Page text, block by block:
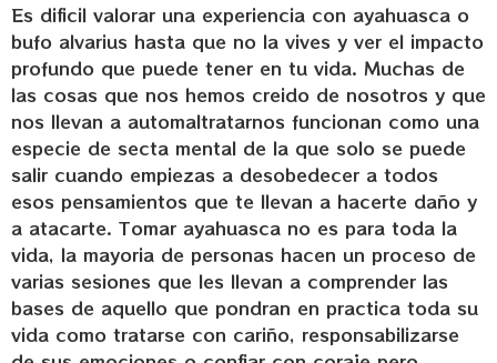
Es dificil valorar una experiencia con ayahuasca o
bufo alvarius hasta que no la vives y ver el impacto
profundo que puede tener en tu vida. Muchas de
las cosas que nos hemos creido de nosotros y que
nos llevan a automaltratarnos funcionan como una
especie de secta mental de la que solo se puede
salir cuando empiezas a desobedecer a todos
esos pensamientos que te llevan a hacerte daño y
a atacarte. Tomar ayahuasca no es para toda la
vida, la mayoria de personas hacen un proceso de
varias sesiones que les llevan a comprender las
bases de aquello que pondran en practica toda su
vida como tratarse con cariño, responsabilizarse